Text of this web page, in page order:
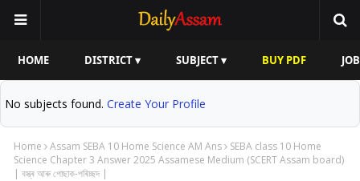
HOME DISTRICT ▾ SUBJECT ▾ BUY PDF
No subjects found. Create Your Profile
Home Assam SEBA 10 Home Science AM Ans
SEBA class 10 Home
Science Chapter 3 Answer 2025 Assamese Medium (SCERT Assam board)
| বস্ত্ৰ আৰু পোছাক-পৰিচ্ছদ |